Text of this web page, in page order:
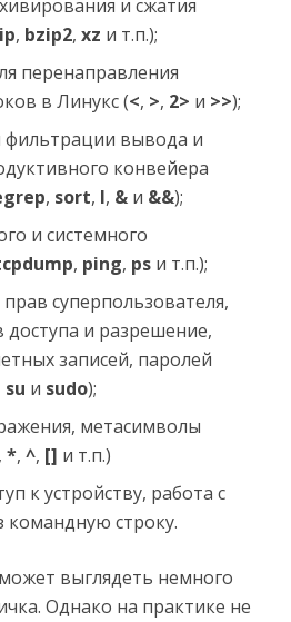
и сжатия
, bzip2, xz и т.п.);
перенаправления
в Линукс (<, >, 2> и >>);
вывода и
конвейера
, sort, I, & и &&);
и системного
, ping, ps и т.п.);
суперпользователя,
доступа и разрешение,
записей, паролей
su и sudo);
метасимволы
, *, ^, [] и т.п.)
к устройству, работа с
командную строку.
выглядеть немного
Однако на практике не